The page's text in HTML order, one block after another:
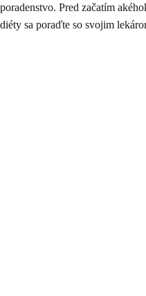
poradenstvo. Pred začatím
diéty sa poraďte so svojim